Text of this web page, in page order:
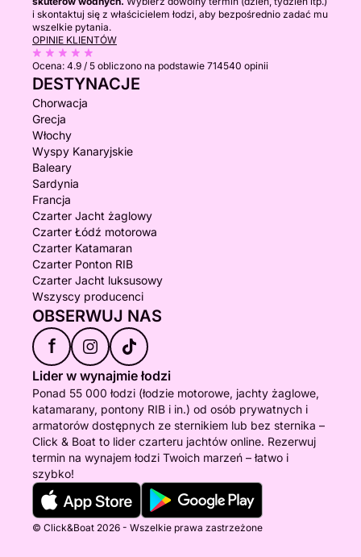
i skontaktuj się z właścicielem łodzi, aby bezpośrednio zadać mu
wszelkie pytania.
OPINIE KLIENTÓW
Ocena: 4.9 / 5 obliczono na podstawie 714540 opinii
DESTYNACJE
Chorwacja
Grecja
Włochy
Wyspy Kanaryjskie
Baleary
Sardynia
Francja
Czarter Jacht żaglowy
Czarter Łódź motorowa
Czarter Katamaran
Czarter Ponton RIB
Czarter Jacht luksusowy
Wszyscy producenci
OBSERWUJ NAS
f
Lider w wynajmie łodzi
Ponad 55 000 łodzi (łodzie motorowe, jachty żaglowe,
katamarany, pontony RIB i in.) od osób prywatnych i
armatorów dostępnych ze sternikiem lub bez sternika –
Click & Boat to lider czarteru jachtów online. Rezerwuj
termin na wynajem łodzi Twoich marzeń – łatwo i
szybko!
© Click&Boat 2026 - Wszelkie prawa zastrzeżone